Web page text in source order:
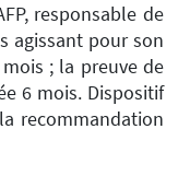
responsable de
agissant pour son
; la preuve de
6 mois. Dispositif
recommandation